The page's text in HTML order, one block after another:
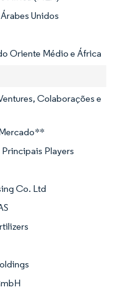
Unidos
Oriente Médio e África
Colaborações e
Players
Co. Ltd